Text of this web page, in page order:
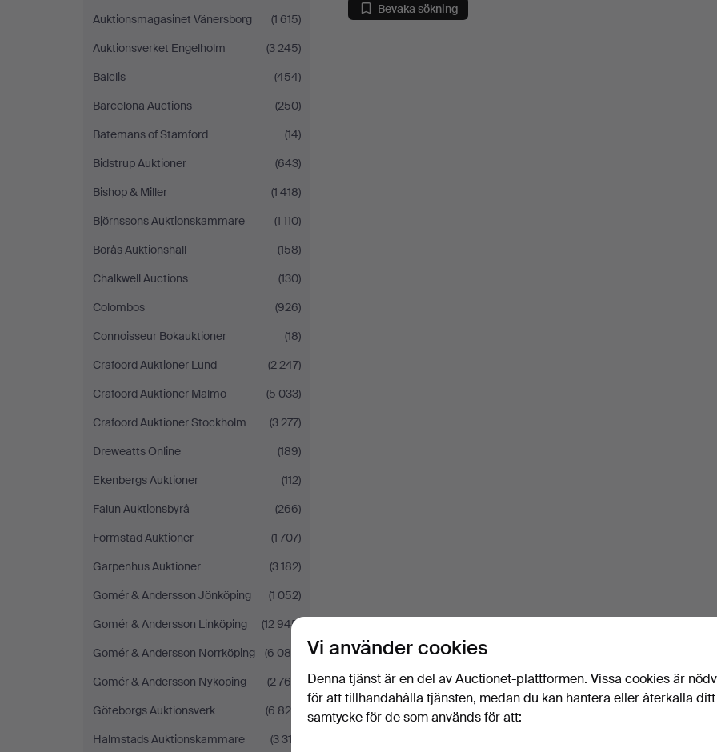
Auktionsmagasinet Vänersborg
(1 615)
Auktionsverket Engelholm
(3 245)
Balclis
(454)
Barcelona Auctions
(250)
Batemans of Stamford
(14)
Bidstrup Auktioner
(643)
Bishop & Miller
(1 418)
Björnssons Auktionskammare
(1 110)
Borås Auktionshall
(158)
Chalkwell Auctions
(130)
Colombos
(926)
Connoisseur Bokauktioner
(18)
Crafoord Auktioner Lund
(2 247)
Crafoord Auktioner Malmö
(5 033)
Crafoord Auktioner Stockholm
(3 277)
Dreweatts Online
(189)
Ekenbergs Auktioner
(112)
Falun Auktionsbyrå
(266)
Formstad Auktioner
(1 707)
Garpenhus Auktioner
(3 182)
Gomér & Andersson Jönköping
(1 052)
Gomér & Andersson Linköping
(12 945)
Gomér & Andersson Norrköping
(6 086)
Gomér & Andersson Nyköping
(2 766)
Göteborgs Auktionsverk
(6 820)
Halmstads Auktionskammare
(3 312)
Bevaka sökning
Vi använder cookies
Denna tjänst är en del av Auctionet-plattformen. Vissa cookies är
för att tillhandahålla tjänsten, medan du kan hantera eller återkalla ditt
samtycke för de som används för att: